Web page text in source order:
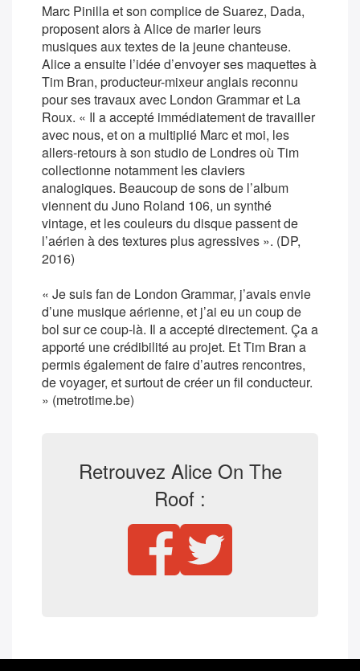
Marc Pinilla et son complice de Suarez, Dada,
proposent alors à Alice de marier leurs
musiques aux textes de la jeune chanteuse.
Alice a ensuite l’idée d’envoyer ses maquettes à
Tim Bran, producteur-mixeur anglais reconnu
pour ses travaux avec London Grammar et La
Roux. « Il a accepté immédiatement de travailler
avec nous, et on a multiplié Marc et moi, les
allers-retours à son studio de Londres où Tim
collectionne notamment les claviers
analogiques. Beaucoup de sons de l’album
viennent du Juno Roland 106, un synthé
vintage, et les couleurs du disque passent de
l’aérien à des textures plus agressives ». (DP,
2016)
« Je suis fan de London Grammar, j’avais envie
d’une musique aérienne, et j’ai eu un coup de
bol sur ce coup-là. Il a accepté directement. Ça a
apporté une crédibilité au projet. Et Tim Bran a
permis également de faire d’autres rencontres,
de voyager, et surtout de créer un fil conducteur.
» (metrotime.be)
Retrouvez Alice On The
Roof :